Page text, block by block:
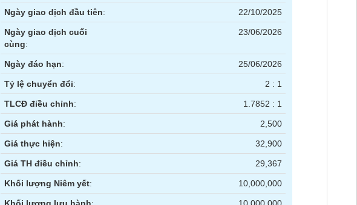
Ngày giao dịch đầu tiên: 22/10/2025
Ngày giao dịch cuối
cùng:
23/06/2026
Ngày đáo hạn: 25/06/2026
Tỷ lệ chuyển đổi: 2 : 1
TLCĐ điều chỉnh: 1.7852 : 1
Giá phát hành: 2,500
Giá thực hiện: 32,900
Giá TH điều chỉnh: 29,367
Khối lượng Niêm yết: 10,000,000